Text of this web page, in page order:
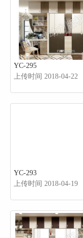
YC-295
上传时间 2018-04-22
YC-293
上传时间 2018-04-19